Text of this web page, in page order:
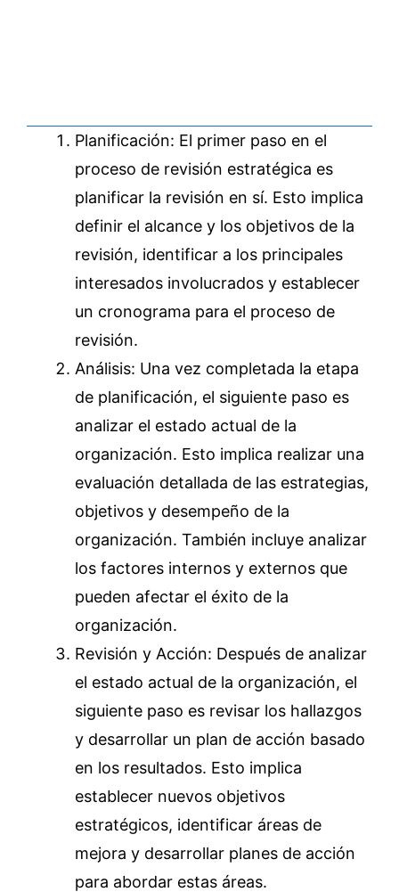
Planificación: El primer paso en el
proceso de revisión estratégica es
planificar la revisión en sí. Esto implica
definir el alcance y los objetivos de la
revisión, identificar a los principales
interesados involucrados y establecer
un cronograma para el proceso de
revisión.
Análisis: Una vez completada la etapa
de planificación, el siguiente paso es
analizar el estado actual de la
organización. Esto implica realizar una
evaluación detallada de las estrategias,
objetivos y desempeño de la
organización. También incluye analizar
los factores internos y externos que
pueden afectar el éxito de la
organización.
Revisión y Acción: Después de analizar
el estado actual de la organización, el
siguiente paso es revisar los hallazgos
y desarrollar un plan de acción basado
en los resultados. Esto implica
establecer nuevos objetivos
estratégicos, identificar áreas de
mejora y desarrollar planes de acción
para abordar estas áreas.